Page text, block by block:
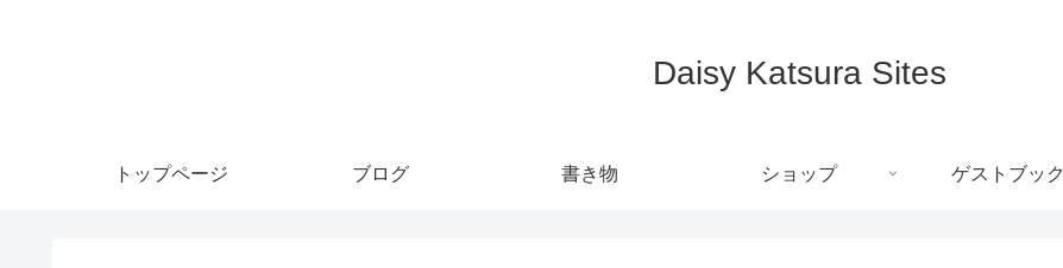
Daisy Katsura Sites
トップページ ブログ 書き物 ショップ ゲストブック